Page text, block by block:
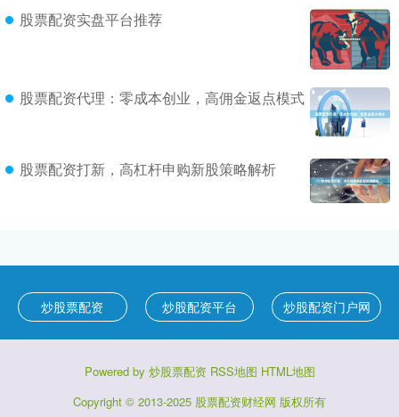
股票配资实盘平台推荐
股票配资代理：零成本创业，高佣金返点模式
股票配资打新，高杠杆申购新股策略解析
炒股票配资 炒股配资平台 炒股配资门户网
Powered by 炒股票配资 RSS地图 HTML地图
Copyright © 2013-2025 股票配资财经网 版权所有